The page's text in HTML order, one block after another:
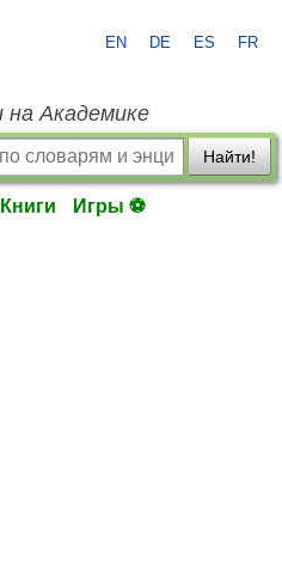
EN DE ES FR
на Академике
Найти!
Книги Игры ⚽